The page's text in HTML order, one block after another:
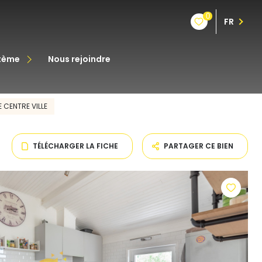
0 FR
nous rejoindre
VILLE
TÉLÉCHARGER LA FICHE PARTAGER CE BIEN